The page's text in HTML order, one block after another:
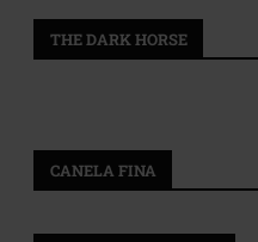
THE DARK HORSE
CANELA FINA